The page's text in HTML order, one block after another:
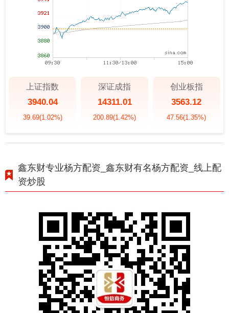
上证指数
3940.04
39.69(1.02%)
深证成指
14311.01
200.89(1.42%)
创业板指
3563.12
47.56(1.35%)
鑫东财专业杨方配资_鑫东财有名杨方配资_线上配
资炒股